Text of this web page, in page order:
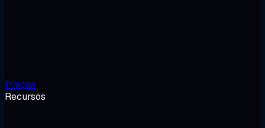
Preços
Recursos